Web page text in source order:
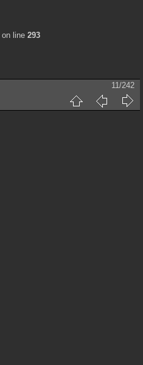
on line 293
11/242